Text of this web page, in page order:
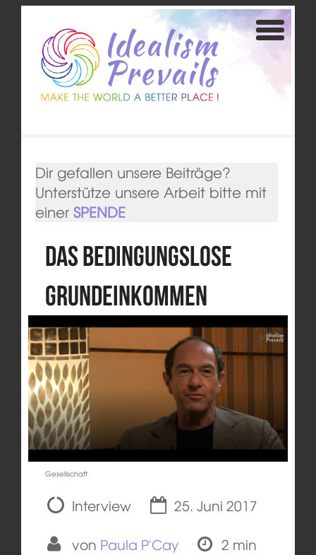
Dir gefallen unsere Beiträge?
Unterstütze unsere Arbeit bitte mit
einer SPENDE
Das Bedingungslose
Grundeinkommen
Gesellschaft
Interview
25. Juni 2017
von Paula P'Cay 2 min